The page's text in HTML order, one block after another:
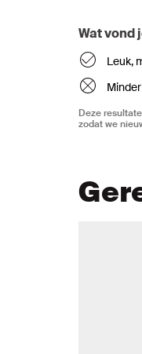
Wat vond
Leuk,
Deze
zodat we